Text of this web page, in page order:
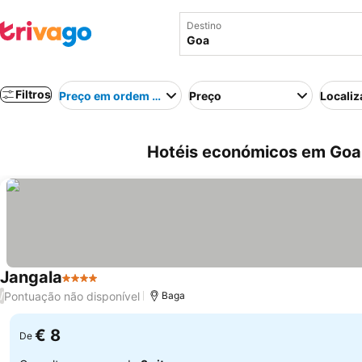
Destino
Filtros Preço em ordem crescentePreço
Hotéis económicos em
Jangala4 Estrelas
/Pontuação não disponível Baga
De € 8